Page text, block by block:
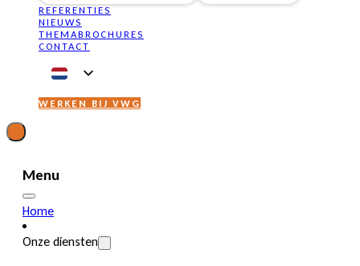
REFERENTIES
NIEUWS
THEMABROCHURES
CONTACT
WERKEN BIJ VWG
Menu
Home
Onze diensten